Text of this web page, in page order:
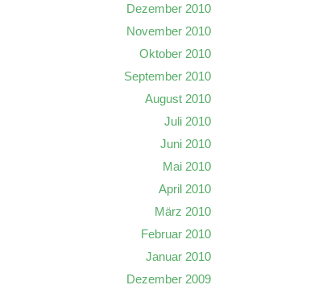
Dezember 2010
November 2010
Oktober 2010
September 2010
August 2010
Juli 2010
Juni 2010
Mai 2010
April 2010
März 2010
Februar 2010
Januar 2010
Dezember 2009